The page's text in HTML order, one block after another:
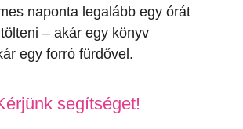
naponta legalább egy órát
– akár egy könyv
egy forró fürdővel.
segítséget!